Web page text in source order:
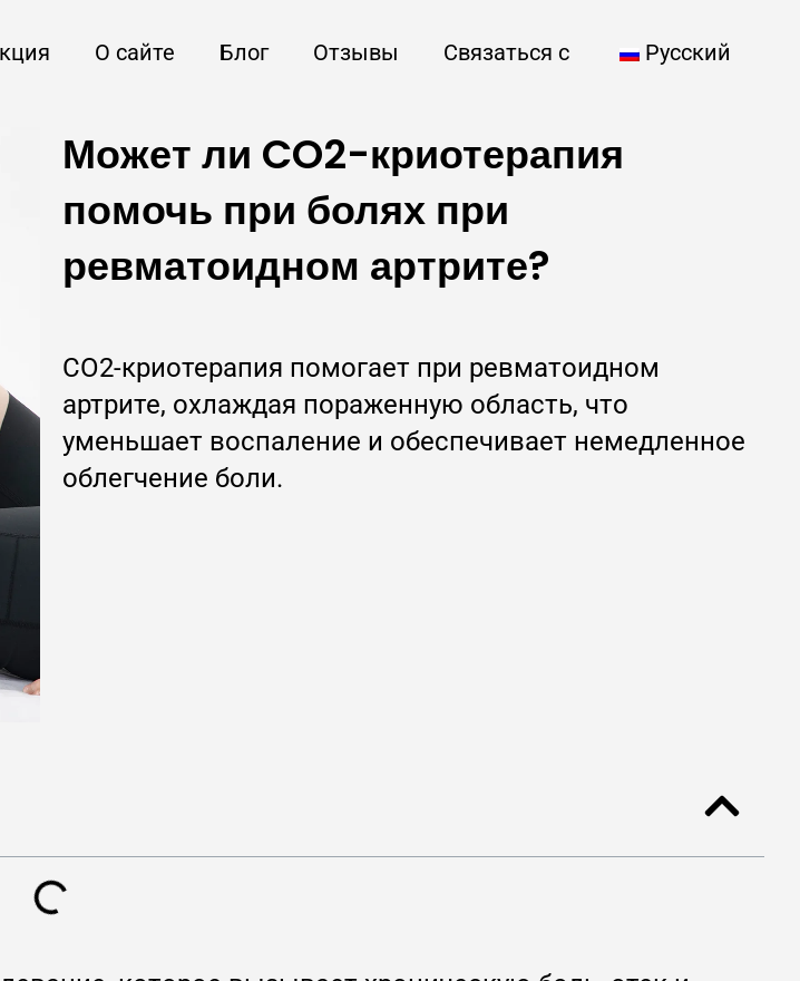
О сайте Блог Отзывы Связаться с Русский
Может ли CO2-криотерапия
помочь при болях при
ревматоидном артрите?
CO2-криотерапия помогает при ревматоидном
артрите, охлаждая пораженную область, что
уменьшает воспаление и обеспечивает немедленное
облегчение боли.